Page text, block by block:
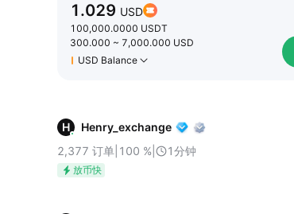
1.029 USD
100,000.0000 USDT
300.000 ~ 7,000.000 USD
USD Balance
H
Henry_exchange
2,377 订单 100 % 1分钟
放币快